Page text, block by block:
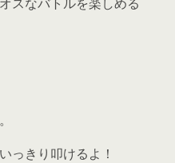
っきり叩けるよ！